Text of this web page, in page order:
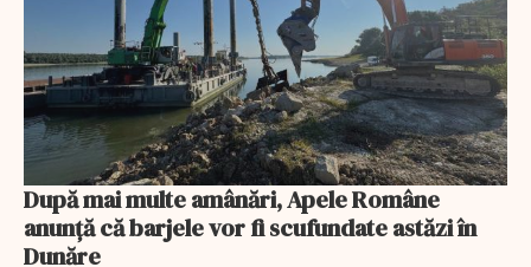
După mai multe amânări, Apele Române
anunță că barjele vor fi scufundate astăzi în
Dunăre